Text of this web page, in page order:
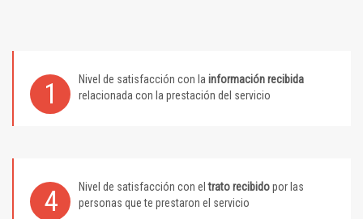
1 Nivel de satisfacción con la información recibida
relacionada con la prestación del servicio
4 Nivel de satisfacción con eltrato recibidopor las
personas que te prestaron el servicio